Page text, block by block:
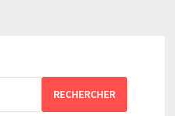
RECHERCHER